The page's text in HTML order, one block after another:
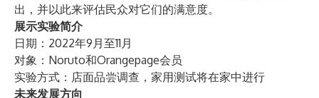
出，并以此来评估民众对它们的满意度。
展示实验简介
日期：2022年9月至11月
对象：Noruto和Orangepage会员
实验方式：店面品尝调查，家用测试将在家中进行
未来发展方向